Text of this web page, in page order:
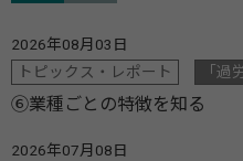
2026年08月03日
トピックス・レポート
「過
⑥業種ごとの特徴を知る
2026年07月08日